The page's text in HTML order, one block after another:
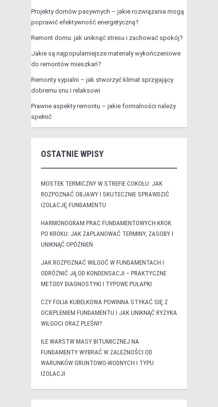
Projekty domów pasywnych – jakie rozwiązania mogą
poprawić efektywność energetyczną?
Remont domu: jak uniknąć stresu i zachować spokój?
Jakie są najpopularniejsze materiały wykończeniowe
do remontów mieszkań?
Remonty sypialni – jak stworzyć klimat sprzyjający
dobremu snu i relaksowi
Prawne aspekty remontu – jakie formalności należy
spełnić
OSTATNIE WPISY
MOSTEK TERMICZNY W STREFIE COKOŁU: JAK
ROZPOZNAĆ OBJAWY I SKUTECZNIE SPRAWDZIĆ
IZOLACJĘ FUNDAMENTU
HARMONOGRAM PRAC FUNDAMENTOWYCH KROK
PO KROKU: JAK ZAPLANOWAĆ TERMINY, ZASOBY I
UNIKNĄĆ OPÓŹNIEŃ
JAK ROZPOZNAĆ WILGOĆ W FUNDAMENTACH I
ODRÓŻNIĆ JĄ OD KONDENSACJI – PRAKTYCZNE
METODY DIAGNOSTYKI I TYPOWE PUŁAPKI
CZY FOLIA KUBEŁKOWA POWINNA STYKAĆ SIĘ Z
OCIEPLENIEM FUNDAMENTU I JAK UNIKNĄĆ RYZYKA
WILGOCI ORAZ PLEŚNI?
ILE WARSTW MASY BITUMICZNEJ NA
FUNDAMENTY WYBRAĆ W ZALEŻNOŚCI OD
WARUNKÓW GRUNTOWO-WODNYCH I TYPU
IZOLACJI